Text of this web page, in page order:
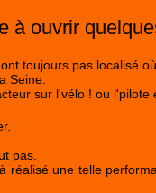
à ouvrir
toujours pas localisé
Seine.
sur l'vélo ! ou l'pilote
pas.
réalisé une telle